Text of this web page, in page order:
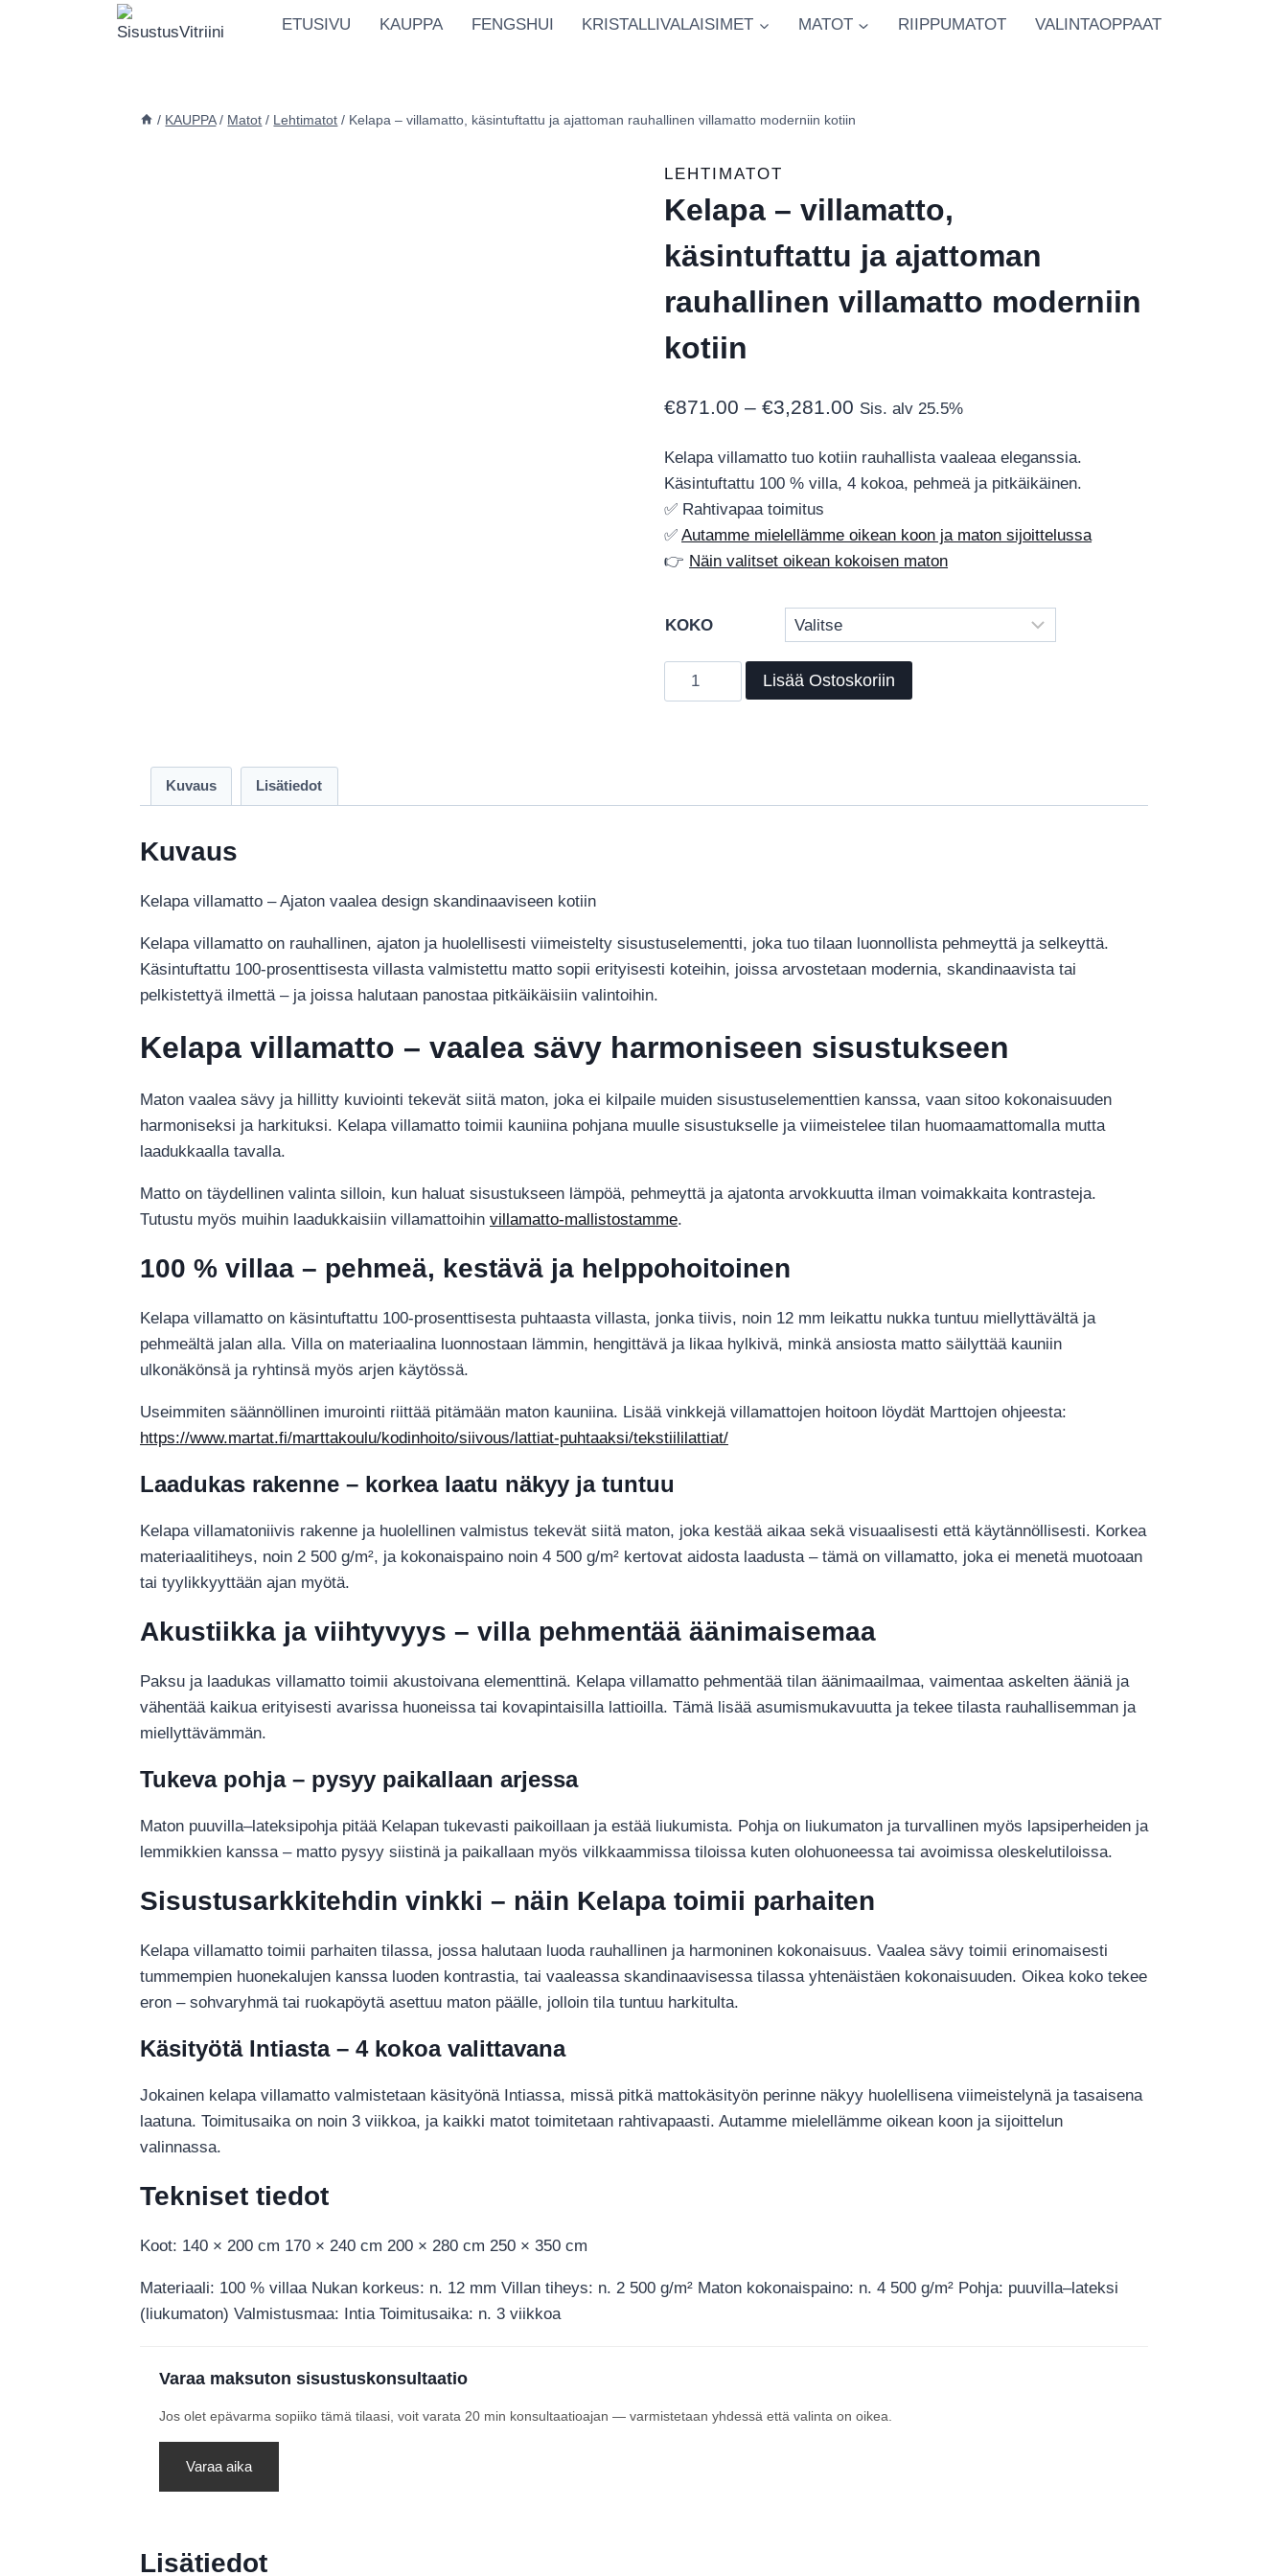
ETUSIVU KAUPPA FENGSHUI KRISTALLIVALAISIMET MATOT RIIPPUMATOT VALINTAOPPAAT
/ KAUPPA / Matot / Lehtimatot / Kelapa – villamatto, käsintuftattu ja ajattoman rauhallinen villamatto moderniin kotiin
LEHTIMATOT
Kelapa – villamatto,
käsintuftattu ja ajattoman
rauhallinen villamatto moderniin
kotiin
€871.00 – €3,281.00 Hintaluokka:
-
Sis. alv 25.5%
Kelapa villamatto tuo kotiin rauhallista vaaleaa eleganssia.
Käsintuftattu 100 % villa, 4 kokoa, pehmeä ja pitkäikäinen.
✅ Rahtivapaa toimitus
✅Autamme mielellämme oikean koon ja maton sijoittelussa
👉 Näin valitset oikean kokoisen maton
KOKO
Kelapa
-
ajattoman
Lisää Ostoskoriin
Kuvaus Lisätiedot
Kuvaus
Kelapa villamatto – Ajaton vaalea design skandinaaviseen kotiin
Kelapa villamatto on rauhallinen, ajaton ja huolellisesti viimeistelty sisustuselementti, joka tuo tilaan luonnollista pehmeyttä ja selkeyttä.
Käsintuftattu 100-prosenttisesta villasta valmistettu matto sopii erityisesti koteihin, joissa arvostetaan modernia, skandinaavista tai
pelkistettyä ilmettä – ja joissa halutaan panostaa pitkäikäisiin valintoihin.
Kelapa villamatto – vaalea sävy harmoniseen sisustukseen
Maton vaalea sävy ja hillitty kuviointi tekevät siitä maton, joka ei kilpaile muiden sisustuselementtien kanssa, vaan sitoo kokonaisuuden
harmoniseksi ja harkituksi. Kelapa villamatto toimii kauniina pohjana muulle sisustukselle ja viimeistelee tilan huomaamattomalla mutta
laadukkaalla tavalla.
Matto on täydellinen valinta silloin, kun haluat sisustukseen lämpöä, pehmeyttä ja ajatonta arvokkuutta ilman voimakkaita kontrasteja.
Tutustu myös muihin laadukkaisiin villamattoihin villamatto-mallistostamme.
100 % villaa – pehmeä, kestävä ja helppohoitoinen
Kelapa villamatto on käsintuftattu 100-prosenttisesta puhtaasta villasta, jonka tiivis, noin 12 mm leikattu nukka tuntuu miellyttävältä ja
pehmeältä jalan alla. Villa on materiaalina luonnostaan lämmin, hengittävä ja likaa hylkivä, minkä ansiosta matto säilyttää kauniin
ulkonäkönsä ja ryhtinsä myös arjen käytössä.
Useimmiten säännöllinen imurointi riittää pitämään maton kauniina. Lisää vinkkejä villamattojen hoitoon löydät Marttojen ohjeesta:
https://www.martat.fi/marttakoulu/kodinhoito/siivous/lattiat-puhtaaksi/tekstiililattiat/
Laadukas rakenne – korkea laatu näkyy ja tuntuu
Kelapa villamatoniivis rakenne ja huolellinen valmistus tekevät siitä maton, joka kestää aikaa sekä visuaalisesti että käytännöllisesti. Korkea
materiaalitiheys, noin 2 500 g/m², ja kokonaispaino noin 4 500 g/m² kertovat aidosta laadusta – tämä on villamatto, joka ei menetä muotoaan
tai tyylikkyyttään ajan myötä.
Akustiikka ja viihtyvyys – villa pehmentää äänimaisemaa
Paksu ja laadukas villamatto toimii akustoivana elementtinä. Kelapa villamatto pehmentää tilan äänimaailmaa, vaimentaa askelten ääniä ja
vähentää kaikua erityisesti avarissa huoneissa tai kovapintaisilla lattioilla. Tämä lisää asumismukavuutta ja tekee tilasta rauhallisemman ja
miellyttävämmän.
Tukeva pohja – pysyy paikallaan arjessa
Maton puuvilla–lateksipohja pitää Kelapan tukevasti paikoillaan ja estää liukumista. Pohja on liukumaton ja turvallinen myös lapsiperheiden ja
lemmikkien kanssa – matto pysyy siistinä ja paikallaan myös vilkkaammissa tiloissa kuten olohuoneessa tai avoimissa oleskelutiloissa.
Sisustusarkkitehdin vinkki – näin Kelapa toimii parhaiten
Kelapa villamatto toimii parhaiten tilassa, jossa halutaan luoda rauhallinen ja harmoninen kokonaisuus. Vaalea sävy toimii erinomaisesti
tummempien huonekalujen kanssa luoden kontrastia, tai vaaleassa skandinaavisessa tilassa yhtenäistäen kokonaisuuden. Oikea koko tekee
eron – sohvaryhmä tai ruokapöytä asettuu maton päälle, jolloin tila tuntuu harkitulta.
Käsityötä Intiasta – 4 kokoa valittavana
Jokainen kelapa villamatto valmistetaan käsityönä Intiassa, missä pitkä mattokäsityön perinne näkyy huolellisena viimeistelynä ja tasaisena
laatuna. Toimitusaika on noin 3 viikkoa, ja kaikki matot toimitetaan rahtivapaasti. Autamme mielellämme oikean koon ja sijoittelun
valinnassa.
Tekniset tiedot
Koot: 140 × 200 cm 170 × 240 cm 200 × 280 cm 250 × 350 cm
Materiaali: 100 % villaa Nukan korkeus: n. 12 mm Villan tiheys: n. 2 500 g/m² Maton kokonaispaino: n. 4 500 g/m² Pohja: puuvilla–lateksi
(liukumaton) Valmistusmaa: Intia Toimitusaika: n. 3 viikkoa
Varaa maksuton sisustuskonsultaatio
Jos olet epävarma sopiiko tämä tilaasi, voit varata 20 min konsultaatioajan — varmistetaan yhdessä että valinta on oikea.
Varaa aika
Lisätiedot